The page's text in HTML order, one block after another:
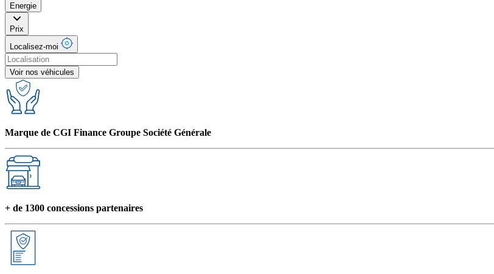
Energie
Prix
Localisez-moi
Voir nos véhicules
Marque de CGI Finance Groupe Société Générale
+ de 1300 concessions partenaires